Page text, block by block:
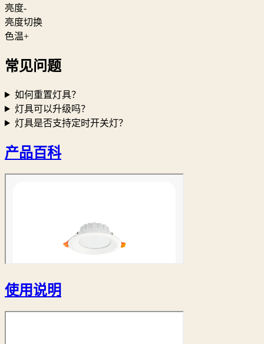
亮度-
亮度切换
色温+
常见问题
如何重置灯具？
灯具可以升级吗？
灯具是否支持定时开关灯？
产品百科
使用说明